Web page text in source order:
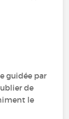
guidée par
de
le